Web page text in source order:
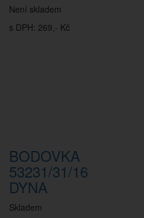
Není skladem
s DPH: 269,- Kč
BODOVKA
53231/31/16
DYNA
Skladem